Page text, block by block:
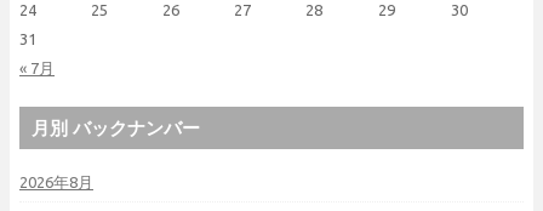
« 7月
24
25 26 27 28 29
30
31
月別 バックナンバー
2026年8月